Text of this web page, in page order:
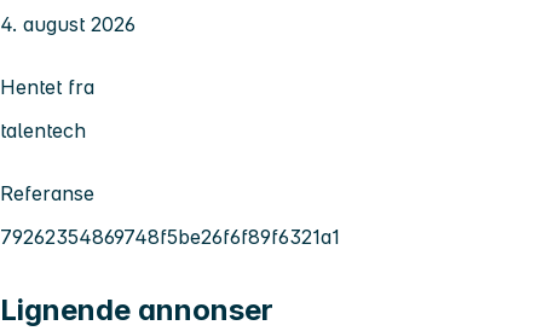
4. august 2026
Hentet fra
talentech
Referanse
79262354869748f5be26f6f89f6321a1
Lignende annonser